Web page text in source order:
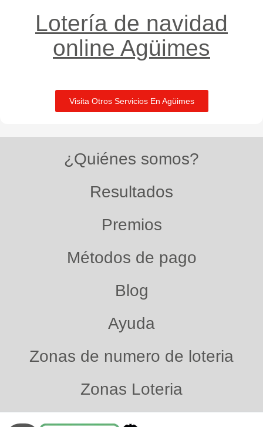
Lotería de navidad
online Agüimes
Visita Otros Servicios En Agüimes
¿Quiénes somos?
Resultados
Premios
Métodos de pago
Blog
Ayuda
Zonas de numero de loteria
Zonas Loteria